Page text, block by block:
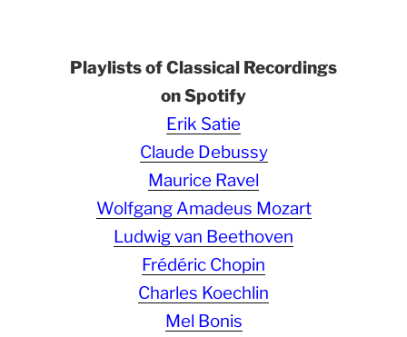
Playlists of Classical Recordings
on Spotify
Erik Satie
Claude Debussy
Maurice Ravel
Wolfgang Amadeus Mozart
Ludwig van Beethoven
Frédéric Chopin
Charles Koechlin
Mel Bonis